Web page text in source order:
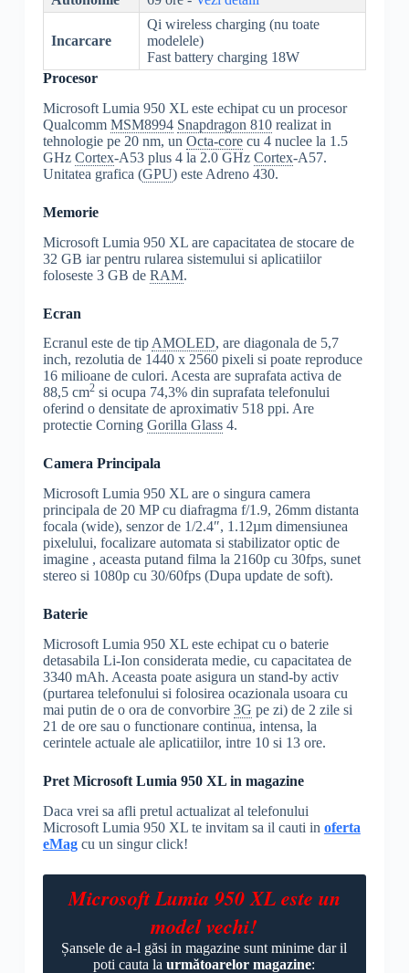
Incarcare
Qi wireless charging (nu toate
modelele)
Fast battery charging 18W
Procesor
Microsoft Lumia 950 XL este echipat cu un procesor
Qualcomm MSM8994 Snapdragon 810realizat in
tehnologie pe 20 nm, un Octa-corecu 4 nuclee la 1.5
GHz Cortex-A53 plus 4 la 2.0 GHz Cortex-A57.
Unitatea grafica (GPU) este Adreno 430.
Memorie
Microsoft Lumia 950 XL are capacitatea de stocare de
32 GB iar pentru rularea sistemului si aplicatiilor
foloseste 3 GB de RAM.
Ecran
Ecranul este de tip AMOLED, are diagonala de 5,7
inch, rezolutia de 1440 x 2560 pixeli si poate reproduce
16 milioane de culori. Acesta are suprafata activa de
88,5 cm2si ocupa 74,3% din suprafata telefonului
oferind o densitate de aproximativ 518 ppi. Are
protectie Corning Gorilla Glass4.
Camera Principala
Microsoft Lumia 950 XL are o singura camera
principala de 20 MP cu diafragma f/1.9, 26mm distanta
focala (wide), senzor de 1/2.4″, 1.12µm dimensiunea
pixelului, focalizare automata si stabilizator optic de
imagine , aceasta putand filma la 2160p cu 30fps, sunet
stereo si 1080p cu 30/60fps (Dupa update de soft).
Baterie
Microsoft Lumia 950 XL este echipat cu o baterie
detasabila Li-Ion considerata medie, cu capacitatea de
3340 mAh. Aceasta poate asigura un stand-by activ
(purtarea telefonului si folosirea ocazionala usoara cu
mai putin de o ora de convorbire 3G pe zi) de 2 zile si
21 de ore sau o functionare continua, intensa, la
cerintele actuale ale aplicatiilor, intre 10 si 13 ore.
Pret Microsoft Lumia 950 XL in magazine
Daca vrei sa afli pretul actualizat al telefonului
Microsoft Lumia 950 XL te invitam sa il cauti in oferta
eMagcu un singur click!
Microsoft Lumia 950 XL este un
model vechi!
Șansele de a-l găsi in magazine sunt minime dar il
poti cauta laurmătoarelor magazine: